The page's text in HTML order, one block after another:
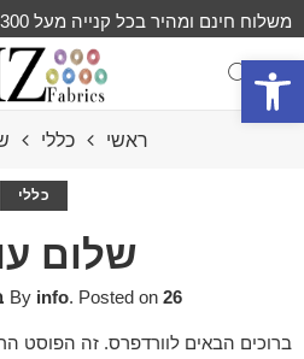
פתח סרגל נגישות
משלוח חינם ומהיר בכל קנייה מעל 300 ₪
ראשי כללי
כללי
שלום
By info. Posted on 26 בפברואר 2021
ברוכים הבאים לוורדפרס. זה הפוסט